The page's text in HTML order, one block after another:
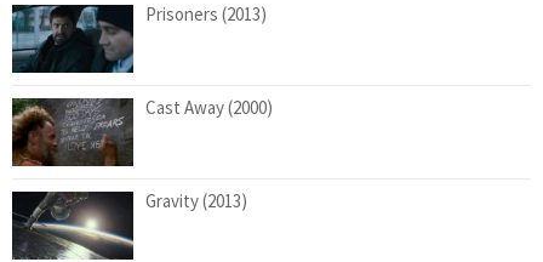
Prisoners (2013)
Cast Away (2000)
Gravity (2013)